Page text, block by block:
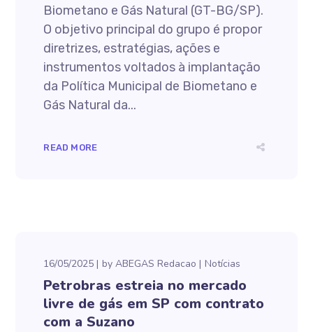
Biometano e Gás Natural (GT-BG/SP).
O objetivo principal do grupo é propor
diretrizes, estratégias, ações e
instrumentos voltados à implantação
da Política Municipal de Biometano e
Gás Natural da...
READ MORE
16/05/2025 byABEGAS Redacao Notícias
Petrobras estreia no mercado
livre de gás em SP com contrato
com a Suzano